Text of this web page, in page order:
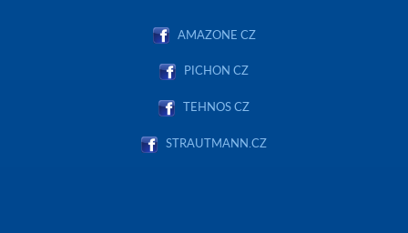
AMAZONE CZ
PICHON CZ
TEHNOS CZ
STRAUTMANN.CZ